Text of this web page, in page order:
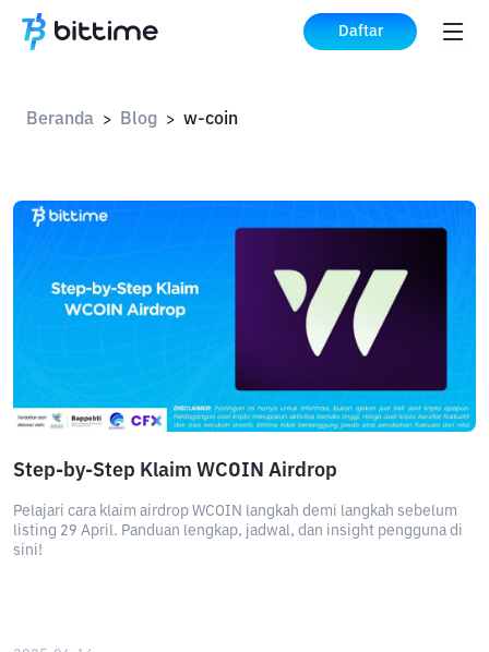
Daftar
Beranda > Blog > w-coin
Step-by-Step Klaim WCOIN Airdrop
Pelajari cara klaim airdrop WCOIN langkah demi langkah sebelum
listing 29 April. Panduan lengkap, jadwal, dan insight pengguna di
sini!